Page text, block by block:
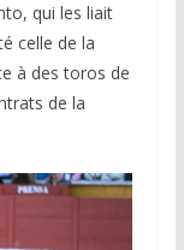
qui les liait
celle de la
à des toros de
de la